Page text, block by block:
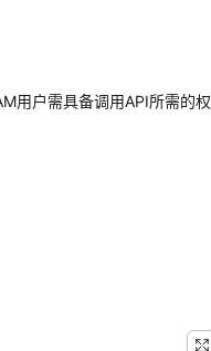
用户需具备调用API所需的权